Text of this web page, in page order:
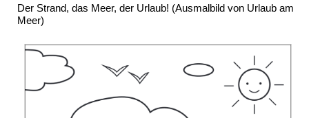
Der Strand, das Meer, der Urlaub! (Ausmalbild von Urlaub am
Meer)